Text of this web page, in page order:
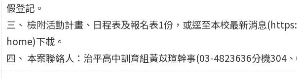
假登記。
三、 檢附活動計畫、日程表及報名表1份，或逕至本校最新消息
home)下載。
四、 本案聯絡人：治平高中訓育組黃苡瑄幹事(03-4823636分機304